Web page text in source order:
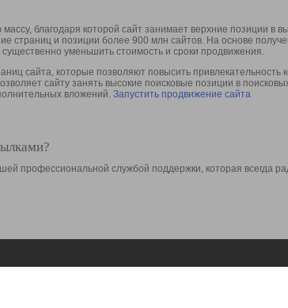
благодаря которой сайт занимает верхние позиции
страниц и позиции более 900 млн сайтов. На основе
уменьшить стоимость и сроки продвижения.
сайта, которые позволяют повысить привлекательность
сайту занять высокие поисковые позиции в
вложений. Запустить продвижение сайта
профессиональной службой поддержки, которая всегда